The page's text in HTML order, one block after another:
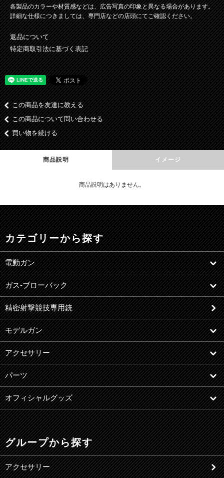
各製品のカラーや材質感などは、広告写真の印象と異なる場合があります。
詳細な仕様につきましては、専門店などの店頭にてご確認ください。
返品について
特定商取引法に基づく表記
この商品を友達に教える
この商品について問い合わせる
買い物を続ける
商品説明 イメージ
商品説明はありません。
カテゴリーから探す
電動ガン
ガス-ブローバック
精密射撃競技専用銃
モデルガン
アクセサリー
パーツ
オフィシャルグッズ
グループから探す
アクセサリー